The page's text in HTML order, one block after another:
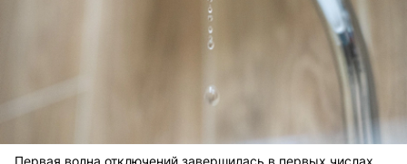
Первая волна отключений завершилась в первых числах